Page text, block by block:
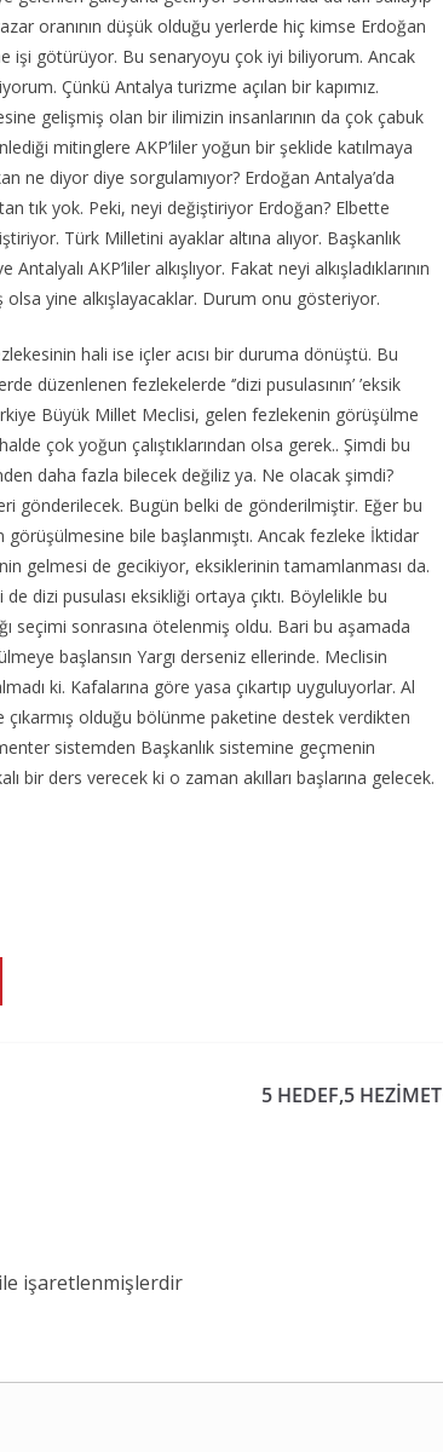
oranının düşük olduğu yerlerde hiç kimse Erdoğan
işi götürüyor. Bu senaryoyu çok iyi biliyorum. Ancak
Çünkü Antalya turizme açılan bir kapımız.
gelişmiş olan bir ilimizin insanlarının da çok çabuk
mitinglere AKP’liler yoğun bir şeklide katılmaya
ne diyor diye sorgulamıyor? Erdoğan Antalya’da
tık yok. Peki, neyi değiştiriyor Erdoğan? Elbette
Türk Milletini ayaklar altına alıyor. Başkanlık
AKP’liler alkışlıyor. Fakat neyi alkışladıklarının
olsa yine alkışlayacaklar. Durum onu gösteriyor.
hali ise içler acısı bir duruma dönüştü. Bu
düzenlenen fezlekelerde ‘’dizi pusulasının’ ’eksik
Büyük Millet Meclisi, gelen fezlekenin görüşülme
çok yoğun çalıştıklarından olsa gerek.. Şimdi bu
daha fazla bilecek değiliz ya. Ne olacak şimdi?
gönderilecek. Bugün belki de gönderilmiştir. Eğer bu
bile başlanmıştı. Ancak fezleke İktidar
gelmesi de gecikiyor, eksiklerinin tamamlanması da.
dizi pusulası eksikliği ortaya çıktı. Böylelikle bu
seçimi sonrasına ötelenmiş oldu. Bari bu aşamada
başlansın Yargı derseniz ellerinde. Meclisin
ki. Kafalarına göre yasa çıkartıp uyguluyorlar. Al
olduğu bölünme paketine destek verdikten
sistemden Başkanlık sistemine geçmenin
bir ders verecek ki o zaman akılları başlarına gelecek.
5 HEDEF,5 HEZİMET
ile işaretlenmişlerdir